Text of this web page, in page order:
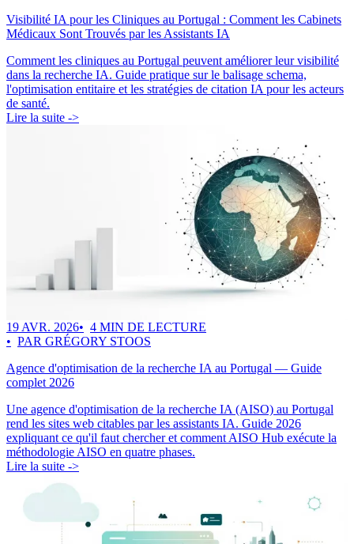
Visibilité IA pour les Cliniques au Portugal : Comment les Cabinets
Médicaux Sont Trouvés par les Assistants IA
Comment les cliniques au Portugal peuvent améliorer leur visibilité
dans la recherche IA. Guide pratique sur le balisage schema,
l'optimisation entitaire et les stratégies de citation IA pour les acteurs
de santé.
Lire la suite ->
19 AVR. 2026
4 MIN DE LECTURE
PAR GRÉGORY STOOS
Agence d'optimisation de la recherche IA au Portugal — Guide
complet 2026
Une agence d'optimisation de la recherche IA (AISO) au Portugal
rend les sites web citables par les assistants IA. Guide 2026
expliquant ce qu'il faut chercher et comment AISO Hub exécute la
méthodologie AISO en quatre phases.
Lire la suite ->